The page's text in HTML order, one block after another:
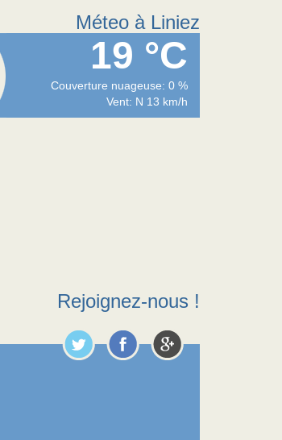
Méteo à Liniez
19 °C
Couverture nuageuse: 0 %
Vent: N 13 km/h
Rejoignez-nous !